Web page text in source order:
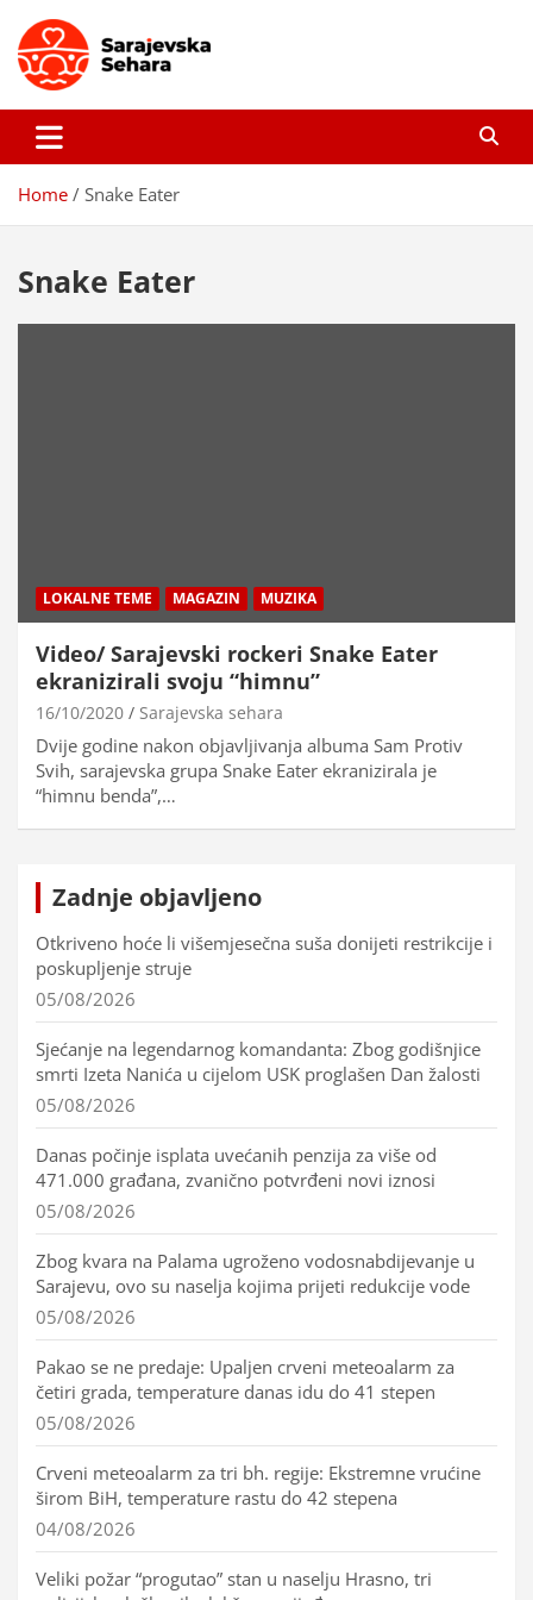
content
Sarajevska sehara
Home Snake Eater
Snake Eater
LOKALNE TEME MAGAZIN MUZIKA
Video/ Sarajevski rockeri Snake Eater
ekranizirali svoju “himnu”
16/10/2020 Sarajevska sehara
Dvije godine nakon objavljivanja albuma Sam Protiv
Svih, sarajevska grupa Snake Eater ekranizirala je
“himnu benda”,…
Zadnje objavljeno
Otkriveno hoće li višemjesečna suša donijeti restrikcije i
poskupljenje struje
05/08/2026
Sjećanje na legendarnog komandanta: Zbog godišnjice
smrti Izeta Nanića u cijelom USK proglašen Dan žalosti
05/08/2026
Danas počinje isplata uvećanih penzija za više od
471.000 građana, zvanično potvrđeni novi iznosi
05/08/2026
Zbog kvara na Palama ugroženo vodosnabdijevanje u
Sarajevu, ovo su naselja kojima prijeti redukcije vode
05/08/2026
Pakao se ne predaje: Upaljen crveni meteoalarm za
četiri grada, temperature danas idu do 41 stepen
05/08/2026
Crveni meteoalarm za tri bh. regije: Ekstremne vrućine
širom BiH, temperature rastu do 42 stepena
04/08/2026
Veliki požar “progutao” stan u naselju Hrasno, tri